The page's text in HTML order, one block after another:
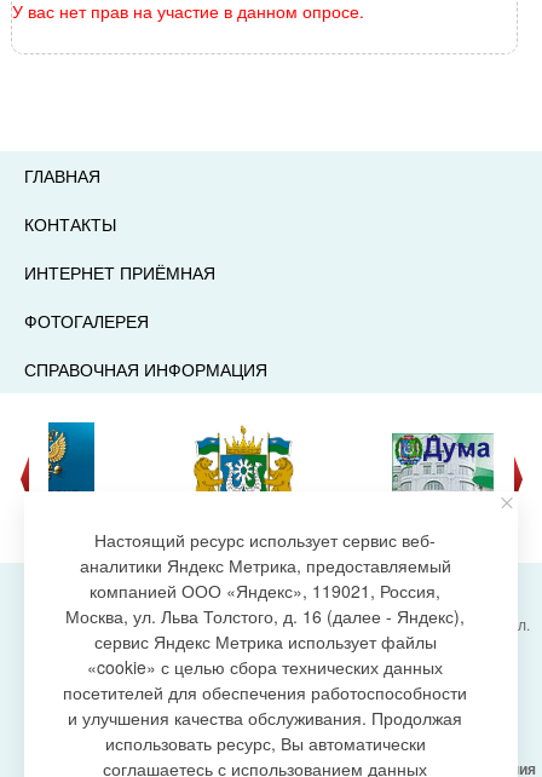
У вас нет прав на участие в данном опросе.
ГЛАВНАЯ
КОНТАКТЫ
ИНТЕРНЕТ ПРИЁМНАЯ
ФОТОГАЛЕРЕЯ
СПРАВОЧНАЯ ИНФОРМАЦИЯ
создание сайта
Администрация городского поселения Излучинск, ул.
Энергетиков, 6, пгт. Излучинск, Нижневартовский
район,
Ханты-Мансийский автономный округ-Югра
(Тюменская область), 628634
Сетевое изданиеhttps://www.gp-izluchinsk.ru
16+
Учредитель -Администрация городского поселения
Настоящий ресурс использует сервис веб-
аналитики Яндекс Метрика, предоставляемый
компанией ООО «Яндекс», 119021, Россия,
Москва, ул. Льва Толстого, д. 16 (далее - Яндекс),
сервис Яндекс Метрика использует файлы
«cookie» с целью сбора технических данных
посетителей для обеспечения работоспособности
и улучшения качества обслуживания. Продолжая
использовать ресурс, Вы автоматически
соглашаетесь с использованием данных